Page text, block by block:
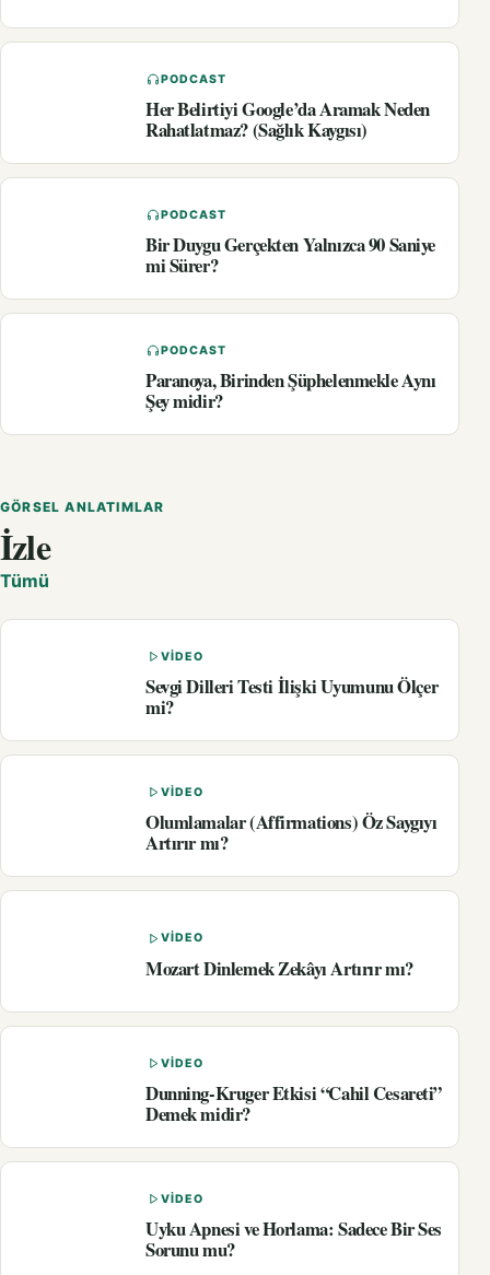
PODCAST
Her Belirtiyi Google’da Aramak Neden
Rahatlatmaz? (Sağlık Kaygısı)
PODCAST
Bir Duygu Gerçekten Yalnızca 90 Saniye
mi Sürer?
PODCAST
Paranoya, Birinden Şüphelenmekle Aynı
Şey midir?
GÖRSEL ANLATIMLAR
İzle
Tümü
VIDEO
Sevgi Dilleri Testi İlişki Uyumunu Ölçer
mi?
VIDEO
Olumlamalar (Affirmations) Öz Saygıyı
Artırır mı?
VIDEO
Mozart Dinlemek Zekâyı Artırır mı?
VIDEO
Dunning-Kruger Etkisi “Cahil Cesareti”
Demek midir?
VIDEO
Uyku Apnesi ve Horlama: Sadece Bir Ses
Sorunu mu?